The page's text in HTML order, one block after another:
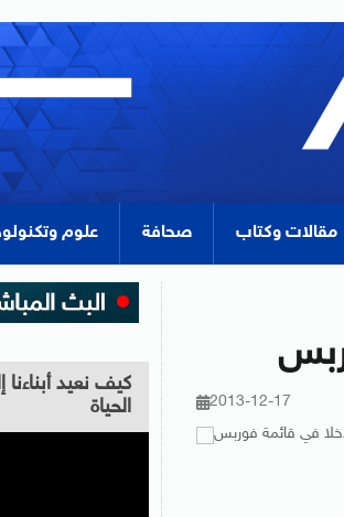
مقالات وكتاب صحافة علوم
2013-12-17
كيف نعيد
الحياة